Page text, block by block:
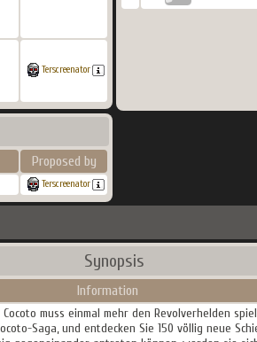
Terscreenator
Proposed by
Terscreenator
Synopsis
Information
muss einmal mehr den Revolverhelden
Saga, und entdecken Sie 150 völlig neue